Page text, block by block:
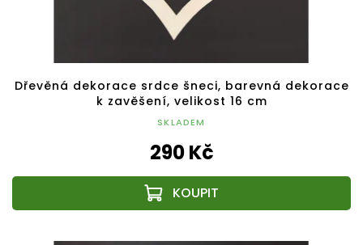
Dřevěná dekorace srdce šneci, barevná dekorace
k zavěšení, velikost 16 cm
SKLADEM
290 Kč